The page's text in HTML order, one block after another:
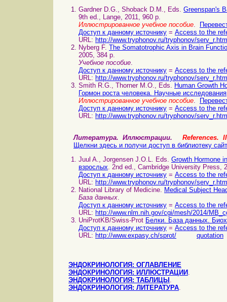
Gardner D.G., Shoback D.M., Eds. Greenspan's
9th ed., Lange, 2011, 960 p.
Иллюстрированное учебное пособие.
Доступ к данному источнику = Access to the
URL: http://www.tryphonov.ru/tryphonov/
Nyberg F. The Somatotrophic Axis in Brain
2005, 384 p.
Учебное пособие.
Доступ к данному источнику = Access to the
URL: http://www.tryphonov.ru/tryphonov/
Smith R.G., Thorner M.O., Eds. Human Growth
Гормон роста человека. Научные
Иллюстрированное учебное пособие.
Доступ к данному источнику = Access to the
URL: http://www.tryphonov.ru/tryphonov/
Литература. Иллюстрации. References.
Щелкни здесь и получи доступ в библиотеку
Juul A., Jorgensen J.O.L. Eds. Growth Hormone
взрослых. 2nd ed., Cambridge University Press,
Доступ к данному источнику = Access to the
URL: http://www.tryphonov.ru/tryphonov/
National Library of Medicine. Medical Subject
База данных.
Доступ к данному источнику = Access to the
URL: http://www.nlm.nih.gov/cgi/mesh/2014/
UniProtKB/Swiss-Prot Белки. База данных.
Доступ к данному источнику = Access to the
URL: http://www.expasy.ch/sprot/ quotation
ЭНДОКРИНОЛОГИЯ: ОГЛАВЛЕНИЕ
ЭНДОКРИНОЛОГИЯ: ИЛЛЮСТРАЦИИ .
ЭНДОКРИНОЛОГИЯ: ТАБЛИЦЫ .
ЭНДОКРИНОЛОГИЯ: ЛИТЕРАТУРА.